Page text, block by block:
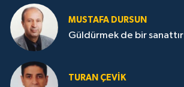
MUSTAFA DURSUN
Güldürmek de bir sanattır
TURAN ÇEVİK